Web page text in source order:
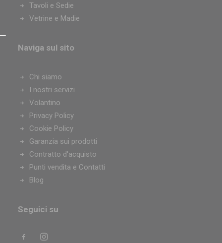
Tavoli e Sedie
Vetrine e Madie
Naviga sul sito
Chi siamo
I nostri servizi
Volantino
Privacy Policy
Cookie Policy
Garanzia sui prodotti
Contratto d'acquisto
Punti vendita e Contatti
Blog
Seguici su